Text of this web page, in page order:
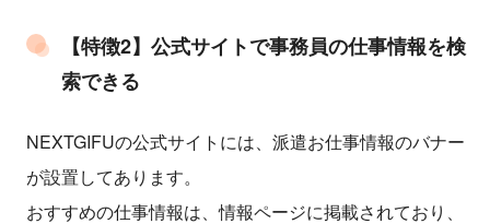
【特徴2】公式サイトで事務員の仕事情報を検
索できる
NEXTGIFUの公式サイトには、派遣お仕事情報のバナー
が設置してあります。
おすすめの仕事情報は、情報ページに掲載されており、